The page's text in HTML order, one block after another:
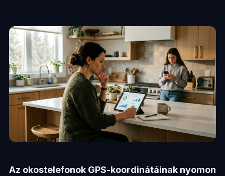
Az okostelefonok GPS-koordinátáinak nyomon